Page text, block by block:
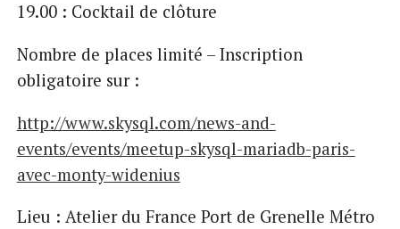
19.00 : Cocktail de clôture
Nombre de places limité – Inscription
obligatoire sur :
http://www.skysql.com/news-and-
events/events/meetup-skysql-mariadb-paris-
avec-monty-widenius
Lieu : Atelier du France Port de Grenelle Métro